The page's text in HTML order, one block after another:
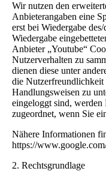
Wir nutzen den
Anbieterangaben eine
erst bei Wiedergabe
Wiedergabe
Anbieter „Youtube“
Nutzerverhalten zu
dienen diese unter
die Nutzerfreundlichkeit
Handlungsweisen zu
eingeloggt sind,
zugeordnet, wenn Sie
Nähere Informationen
https://
2. Rechtsgrundlage